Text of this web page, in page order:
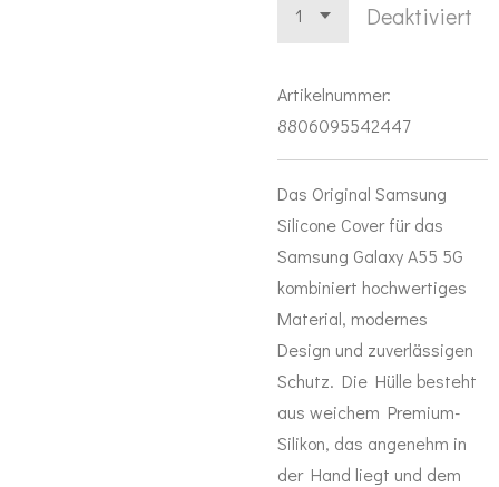
Deaktiviert
Artikelnummer:
8806095542447
Das Original Samsung
Silicone Cover für das
Samsung Galaxy A55 5G
kombiniert hochwertiges
Material, modernes
Design und zuverlässigen
Schutz. Die Hülle besteht
aus weichem Premium-
Silikon, das angenehm in
der Hand liegt und dem